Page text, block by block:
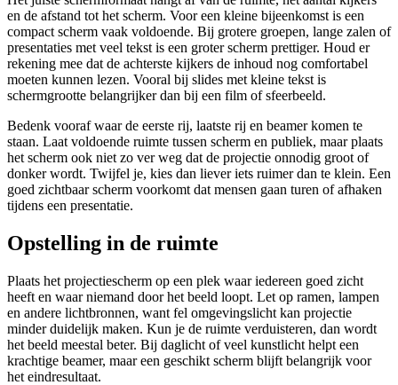
en de afstand tot het scherm. Voor een kleine bijeenkomst is een
compact scherm vaak voldoende. Bij grotere groepen, lange zalen of
presentaties met veel tekst is een groter scherm prettiger. Houd er
rekening mee dat de achterste kijkers de inhoud nog comfortabel
moeten kunnen lezen. Vooral bij slides met kleine tekst is
schermgrootte belangrijker dan bij een film of sfeerbeeld.
Bedenk vooraf waar de eerste rij, laatste rij en beamer komen te
staan. Laat voldoende ruimte tussen scherm en publiek, maar plaats
het scherm ook niet zo ver weg dat de projectie onnodig groot of
donker wordt. Twijfel je, kies dan liever iets ruimer dan te klein. Een
goed zichtbaar scherm voorkomt dat mensen gaan turen of afhaken
tijdens een presentatie.
Opstelling in de ruimte
Plaats het projectiescherm op een plek waar iedereen goed zicht
heeft en waar niemand door het beeld loopt. Let op ramen, lampen
en andere lichtbronnen, want fel omgevingslicht kan projectie
minder duidelijk maken. Kun je de ruimte verduisteren, dan wordt
het beeld meestal beter. Bij daglicht of veel kunstlicht helpt een
krachtige beamer, maar een geschikt scherm blijft belangrijk voor
het eindresultaat.